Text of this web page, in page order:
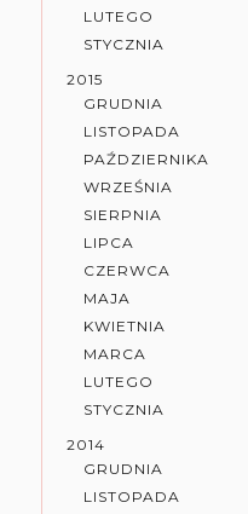
LUTEGO
STYCZNIA
2015
GRUDNIA
LISTOPADA
PAŹDZIERNIKA
WRZEŚNIA
SIERPNIA
LIPCA
CZERWCA
MAJA
KWIETNIA
MARCA
LUTEGO
STYCZNIA
2014
GRUDNIA
LISTOPADA